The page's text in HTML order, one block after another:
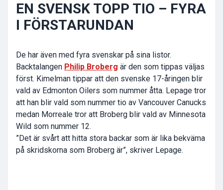
EN SVENSK TOPP TIO – FYRA
I FÖRSTARUNDAN
De har även med fyra svenskar på sina listor.
Backtalangen Philip Broberg är den som tippas väljas
först. Kimelman tippar att den svenske 17-åringen blir
vald av Edmonton Oilers som nummer åtta. Lepage tror
att han blir vald som nummer tio av Vancouver Canucks
medan Morreale tror att Broberg blir vald av Minnesota
Wild som nummer 12.
”Det är svårt att hitta stora backar som är lika bekväma
på skridskorna som Broberg är”, skriver Lepage.